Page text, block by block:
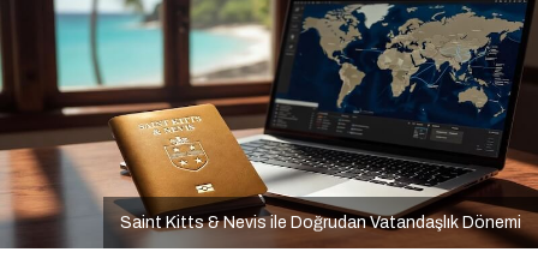
Saint Kitts & Nevis ile Doğrudan Vatandaşlık Dönemi